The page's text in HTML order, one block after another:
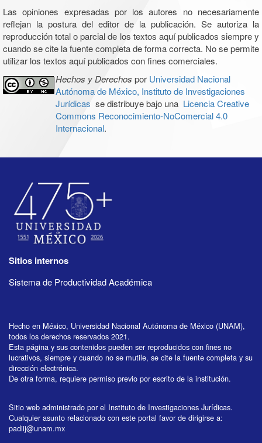
Las opiniones expresadas por los autores no necesariamente
reflejan la postura del editor de la publicación. Se autoriza la
reproducción total o parcial de los textos aquí publicados siempre y
cuando se cite la fuente completa de forma correcta. No se permite
utilizar los textos aquí publicados con fines comerciales.
Hechos y Derechos por Universidad Nacional
Autónoma de México, Instituto de Investigaciones
Jurídicas se distribuye bajo una Licencia Creative
Commons Reconocimiento-NoComercial 4.0
Internacional.
Sitios internos
Sistema de Productividad Académica
Hecho en México, Universidad Nacional Autónoma de México (UNAM),
todos los derechos reservados 2021.
Esta página y sus contenidos pueden ser reproducidos con fines no
lucrativos, siempre y cuando no se mutile, se cite la fuente completa y su
dirección electrónica.
De otra forma, requiere permiso previo por escrito de la institución.
Sitio web administrado por el Instituto de Investigaciones Jurídicas.
Cualquier asunto relacionado con este portal favor de dirigirse a:
padiij@unam.mx